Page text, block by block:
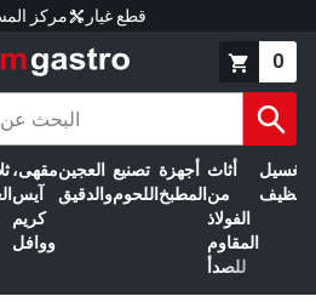
مركز قطع غيار
0
مقهى،
آيس
كريم
ووافل
العجين
والدقيق
تصنيع
اللحوم
أجهزة
المطبخ
أثاث
من
الفولاذ
المقاوم
للصدأ
الغسيل